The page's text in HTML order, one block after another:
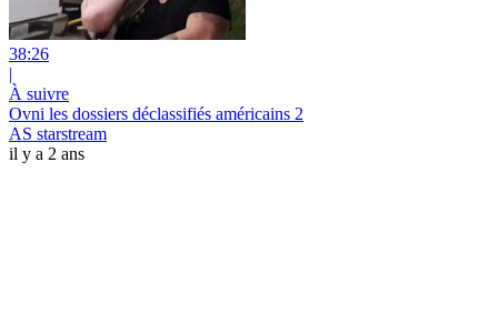
38:26
|
À suivre
Ovni les dossiers déclassifiés américains 2
AS starstream
il y a 2 ans